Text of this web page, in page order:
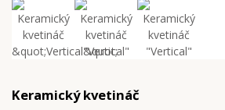
Keramický kvetináč